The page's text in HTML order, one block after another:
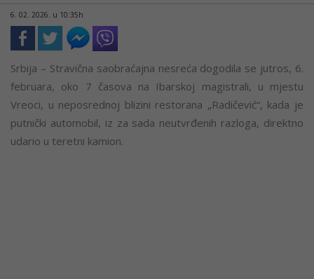
6. 02. 2026. u 10:35h
Srbija – Stravična saobraćajna nesreća dogodila se jutros, 6.
februara, oko 7 časova na Ibarskoj magistrali, u mjestu
Vreoci, u neposrednoj blizini restorana „Radičević“, kada je
putnički automobil, iz za sada neutvrđenih razloga, direktno
udario u teretni kamion.